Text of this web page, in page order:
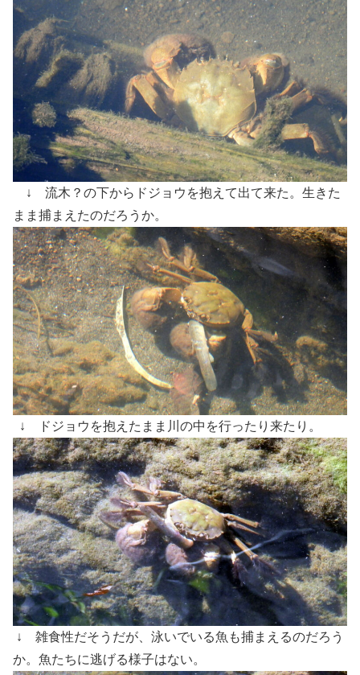
↓ 流木？の下からドジョウを抱えて出て来た。生きた
まま捕まえたのだろうか。
↓ ドジョウを抱えたまま川の中を行ったり来たり。
↓ 雑食性だそうだが、泳いでいる魚も捕まえるのだろう
か。魚たちに逃げる様子はない。